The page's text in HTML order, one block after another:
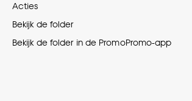
Acties
Bekijk de folder
Bekijk de folder in de PromoPromo-app